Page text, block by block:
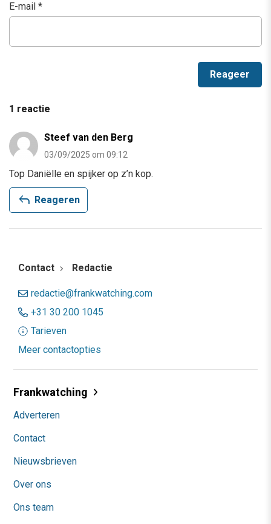
E-mail *
1 reactie
Steef van den Berg
03/09/2025 om 09:12
Top Daniëlle en spijker op z’n kop.
reply Reageren
Contact Redactie
redactie@frankwatching.com
+31 30 200 1045
Tarieven
Meer contactopties
Frankwatching
Adverteren
Contact
Nieuwsbrieven
Over ons
Ons team